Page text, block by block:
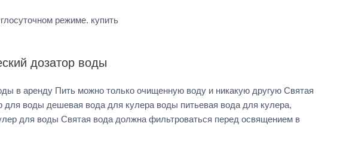
режиме. купить
дозатор воды
в аренду Пить можно только очищенную воду и никакую другую Святая
воды дешевая вода для кулера воды питьевая вода для кулера,
для воды Святая вода должна фильтроваться перед освящением в